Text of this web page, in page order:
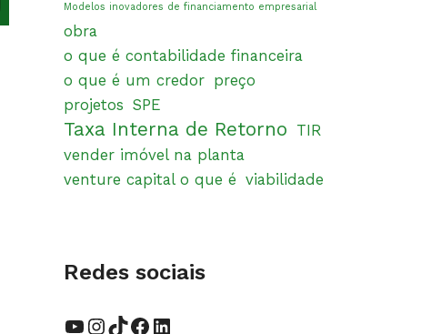
Modelos inovadores de financiamento empresarial
obra
o que é contabilidade financeira
o que é um credor preço
projetos SPE
Taxa Interna de Retorno TIR
vender imóvel na planta
venture capital o que é viabilidade
Redes sociais